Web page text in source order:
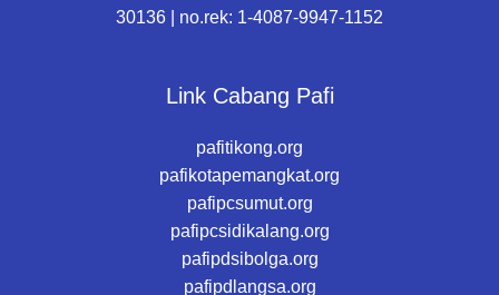
30136 | no.rek: 1-4087-9947-1152
Link Cabang Pafi
pafitikong.org
pafikotapemangkat.org
pafipcsumut.org
pafipcsidikalang.org
pafipdsibolga.org
pafipdlangsa.org